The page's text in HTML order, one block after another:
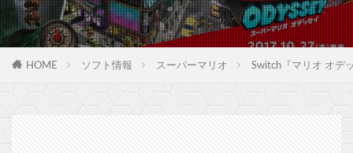
HOME ソフト情報 スーパーマリオ Switch『マリオ オデ